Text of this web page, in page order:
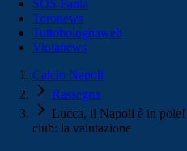
SOS Fanta
Toronews
Tuttobolognaweb
Violanews
Calcio Napoli
Rassegna
Lucca, il Napoli è in
club: la valutazione